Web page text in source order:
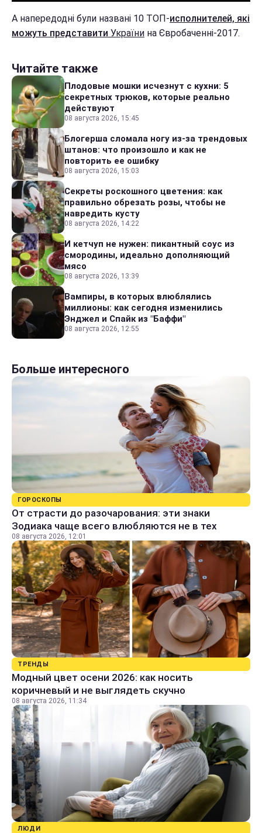
А напередодні були названі 10 ТОП-исполнителей, які
можуть представити України на Євробаченні-2017.
Читайте также
Плодовые мошки исчезнут с кухни: 5
секретных трюков, которые реально
действуют
08 августа 2026, 15:45
Блогерша сломала ногу из-за трендовых
штанов: что произошло и как не
повторить ее ошибку
08 августа 2026, 15:03
Секреты роскошного цветения: как
правильно обрезать розы, чтобы не
навредить кусту
08 августа 2026, 14:22
И кетчуп не нужен: пикантный соус из
смородины, идеально дополняющий
мясо
08 августа 2026, 13:39
Вампиры, в которых влюблялись
миллионы: как сегодня изменились
Энджел и Спайк из "Баффи"
08 августа 2026, 12:55
Больше интересного
ГОРОСКОПЫ
От страсти до разочарования: эти знаки
Зодиака чаще всего влюбляются не в тех
08 августа 2026, 12:01
ТРЕНДЫ
Модный цвет осени 2026: как носить
коричневый и не выглядеть скучно
08 августа 2026, 11:34
ЛЮДИ